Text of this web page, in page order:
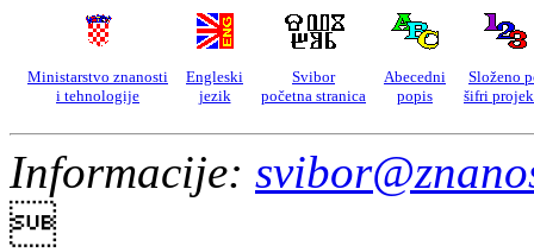
Ministarstvo znanosti
i tehnologije
Engleski
jezik
Svibor
početna stranica
Abecedni
popis
Složeno
šifri
Informacije:
